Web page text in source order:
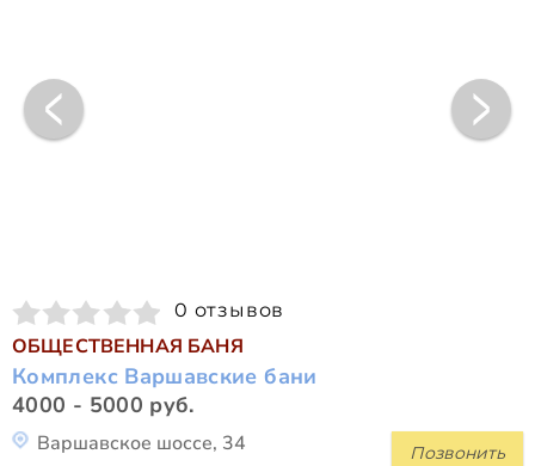
0 отзывов
ОБЩЕСТВЕННАЯ БАНЯ
Комплекс Варшавские бани
4000 - 5000 руб.
Позвонить
Варшавское шоссе, 34